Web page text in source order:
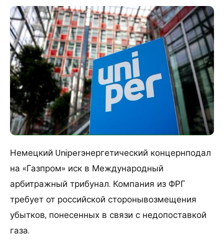
Немецкий Uniperэнергетический концернподал
на «Газпром» иск в Международный
арбитражный трибунал. Компания из ФРГ
требует от российской сторонывозмещения
убытков, понесенных в связи с недопоставкой
газа.